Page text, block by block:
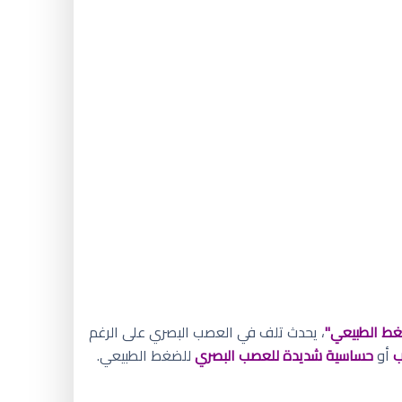
الطبيعي"، يحدث تلف في العصب البصري على الرغم
أوحساسية شديدة للعصب البصريللضغط الطبيعي.